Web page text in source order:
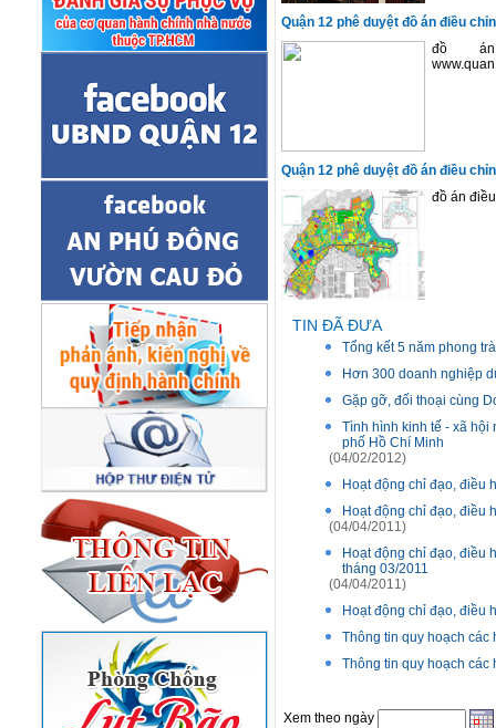
Quận 12 phê duyệt đồ án điều
đồ
Quận 12 phê duyệt đồ án điều
đồ án
TIN ĐÃ ĐƯA
Tổng kết 5 năm phong
Hơn 300 doanh nghiệp
Gặp gỡ, đối thoại cùng
Tình hình kinh tế - xã hội
phố Hồ Chí Minh
(04/02/2012)
Hoạt động chỉ đạo, điều
Hoạt động chỉ đạo, điều
(04/04/2011)
Hoạt động chỉ đạo, điều
tháng 03/2011
(04/04/2011)
Hoạt động chỉ đạo, điều
Thông tin quy hoạch
Thông tin quy hoạch
Xem theo ngày